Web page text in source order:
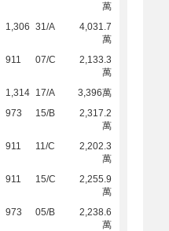
萬
1,306 31/A
4,031.7
萬
911 07/C
2,133.3
萬
1,314 17/A
3,396萬
973 15/B
2,317.2
萬
911 11/C
2,202.3
萬
911 15/C
2,255.9
萬
973 05/B
2,238.6
萬